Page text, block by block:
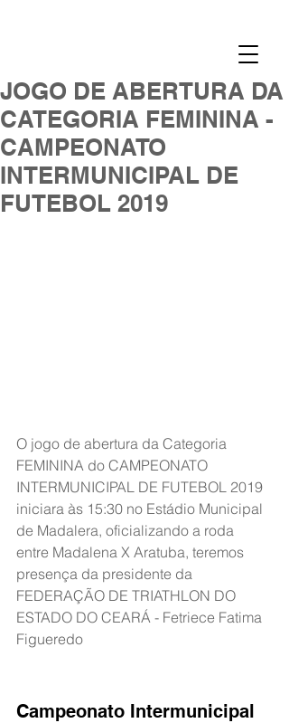
JOGO DE ABERTURA DA
CATEGORIA FEMININA -
CAMPEONATO
INTERMUNICIPAL DE
FUTEBOL 2019
O jogo de abertura da Categoria
FEMININA do CAMPEONATO
INTERMUNICIPAL DE FUTEBOL 2019
iniciara às 15:30 no Estádio Municipal
de Madalera, oficializando a roda
entre Madalena X Aratuba, teremos
presença da presidente da
FEDERAÇÃO DE TRIATHLON DO
ESTADO DO CEARÁ - Fetriece Fatima
Figueredo
Campeonato Intermunicipal